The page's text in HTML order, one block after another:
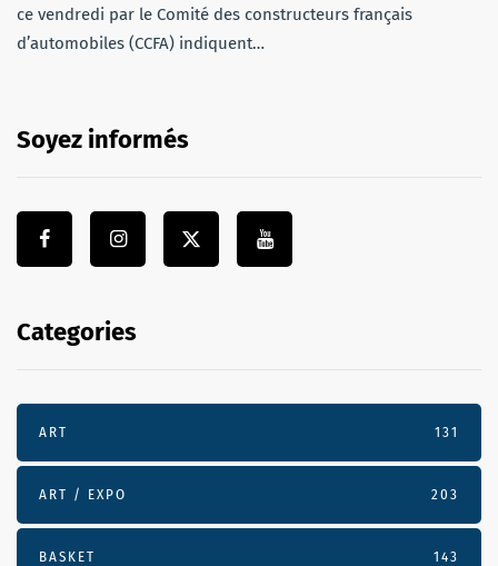
ce vendredi par le Comité des constructeurs français
d’automobiles (CCFA) indiquent…
Soyez informés
Categories
ART 131
ART / EXPO 203
BASKET 143